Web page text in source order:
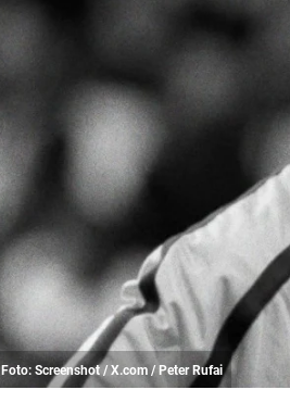
Foto: Screenshot / X.com / Peter Rufai